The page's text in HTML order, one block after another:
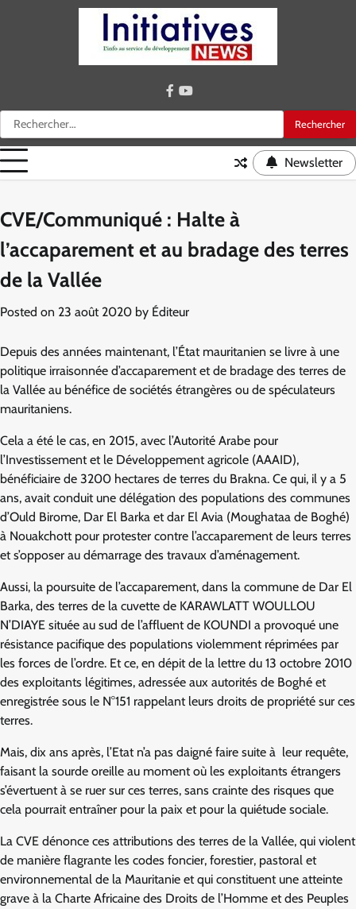
Rechercher :
facebook
youtube
Newsletter
CVE/Communiqué : Halte à
l’accaparement et au bradage des terres
de la Vallée
Posted on 23 août 2020 by Éditeur
Depuis des années maintenant, l’État mauritanien se livre à une
politique irraisonnée d’accaparement et de bradage des terres de
la Vallée au bénéfice de sociétés étrangères ou de spéculateurs
mauritaniens.
Cela a été le cas, en 2015, avec l’Autorité Arabe pour
l’Investissement et le Développement agricole (AAAID),
bénéficiaire de 3200 hectares de terres du Brakna. Ce qui, il y a 5
ans, avait conduit une délégation des populations des communes
d’Ould Birome, Dar El Barka et dar El Avia (Moughataa de Boghé)
à Nouakchott pour protester contre l’accaparement de leurs terres
et s’opposer au démarrage des travaux d’aménagement.
Aussi, la poursuite de l’accaparement, dans la commune de Dar El
Barka, des terres de la cuvette de KARAWLATT WOULLOU
N’DIAYE située au sud de l’affluent de KOUNDI a provoqué une
résistance pacifique des populations violemment réprimées par
les forces de l’ordre. Et ce, en dépit de la lettre du 13 octobre 2010
des exploitants légitimes, adressée aux autorités de Boghé et
enregistrée sous le N°151 rappelant leurs droits de propriété sur ces
terres.
Mais, dix ans après, l’Etat n’a pas daigné faire suite à leur requête,
faisant la sourde oreille au moment où les exploitants étrangers
s’évertuent à se ruer sur ces terres, sans crainte des risques que
cela pourrait entraîner pour la paix et pour la quiétude sociale.
La CVE dénonce ces attributions des terres de la Vallée, qui violent
de manière flagrante les codes foncier, forestier, pastoral et
environnemental de la Mauritanie et qui constituent une atteinte
grave à la Charte Africaine des Droits de l’Homme et des Peuples